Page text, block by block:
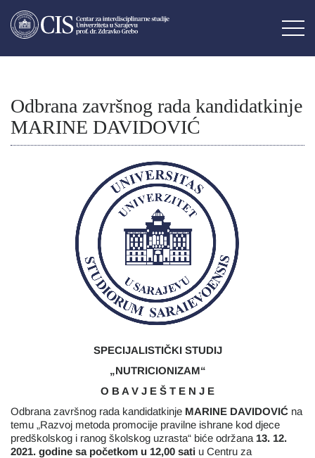
Odbrana završnog rada kandidatkinje
MARINE DAVIDOVIĆ
SPECIJALISTIČKI STUDIJ
„NUTRICIONIZAM“
O B A V J E Š T E N J E
Odbrana završnog rada kandidatkinje MARINE DAVIDOVIĆ na
temu „Razvoj metoda promocije pravilne ishrane kod djece
predškolskog i ranog školskog uzrasta“ biće održana 13. 12.
2021. godine sa početkom u 12,00 sati u Centru za